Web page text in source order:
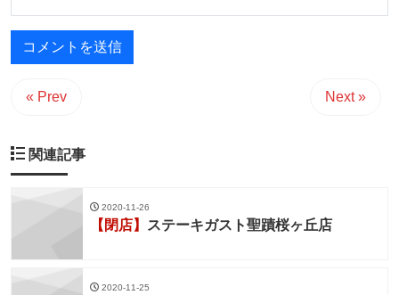
« Prev Next »
関連記事
2020-11-26
【閉店】 ステーキガスト聖蹟桜ヶ丘店
2020-11-25